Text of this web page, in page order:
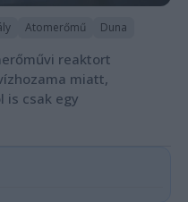
Atomerőmű Duna
reaktort
miatt,
is csak egy